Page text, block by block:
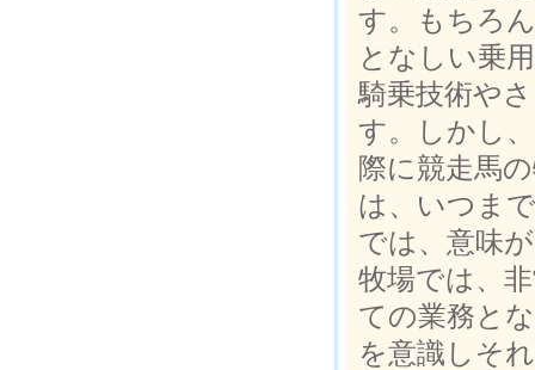
す。もちろ
となしい乗
騎乗技術や
す。しかし
際に競走馬
は、いつま
では、意味
牧場では、
ての業務と
を意識しそ